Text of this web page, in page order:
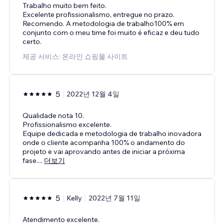
Trabalho muito bem feito.
Excelente profissionalismo, entregue no prazo.
Recomendo. A metodologia de trabalho100% em
conjunto com o meu time foi muito é eficaz e deu tudo
certo.
제공 서비스: 온라인 쇼핑몰 사이트
5 2022년 12월 4일
Qualidade nota 10.
Profissionalismo excelente.
Equipe dedicada e metodologia de trabalho inovadora
onde o cliente acompanha 100% o andamento do
projeto e vai aprovando antes de iniciar a próxima
fase.... 더보기
5 Kelly 2022년 7월 11일
Atendimento excelente.